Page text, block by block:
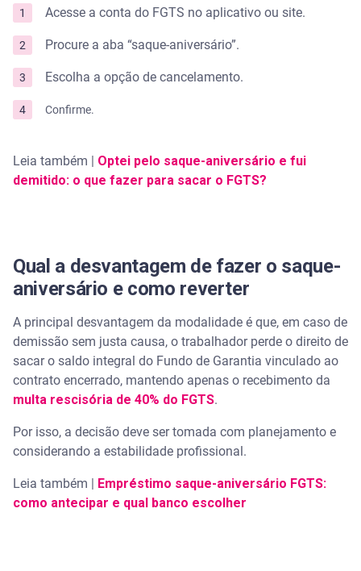
Acesse a conta do FGTS no aplicativo ou site.
Procure a aba “saque-aniversário”.
Escolha a opção de cancelamento.
Confirme.
Leia também | Optei pelo saque-aniversário e fui
demitido: o que fazer para sacar o FGTS?
Qual a desvantagem de fazer o saque-
aniversário e como reverter
A principal desvantagem da modalidade é que, em caso de
demissão sem justa causa, o trabalhador perde o direito de
sacar o saldo integral do Fundo de Garantia vinculado ao
contrato encerrado, mantendo apenas o recebimento da
multa rescisória de 40% do FGTS.
Por isso, a decisão deve ser tomada com planejamento e
considerando a estabilidade profissional.
Leia também |
Empréstimo saque-aniversário FGTS:
como antecipar e qual banco escolher